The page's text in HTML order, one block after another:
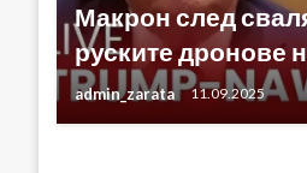
Макрон след
руските дронове
admin_zarata 11.09.2025